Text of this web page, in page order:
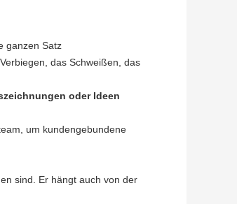
ganzen Satz
das Schweißen, das
oder Ideen
um kundengebundene
sind. Er hängt auch von der